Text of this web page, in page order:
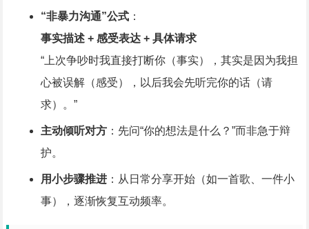
“非暴力沟通”公式：
事实描述 + 感受表达 + 具体请求
“上次争吵时我直接打断你（事实），其实是因为我担
心被误解（感受），以后我会先听完你的话（请
求）。”
主动倾听对方：先问“你的想法是什么？”而非急于辩
护。
用小步骤推进：从日常分享开始（如一首歌、一件小
事），逐渐恢复互动频率。